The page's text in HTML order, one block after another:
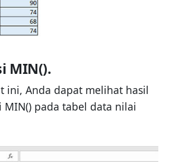
MIN().
ini, Anda dapat melihat hasil
pada tabel data nilai